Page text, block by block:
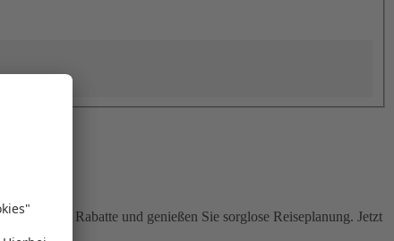
attraktive Rabatte und genießen Sie sorglose Reiseplanung. Jetzt